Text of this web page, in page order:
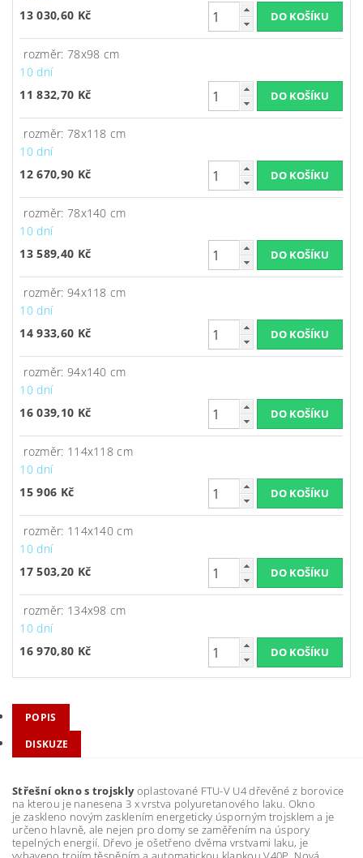
13 030,60 Kč
rozměr: 78x98 cm
10 dní
11 832,70 Kč
rozměr: 78x118 cm
10 dní
12 670,90 Kč
rozměr: 78x140 cm
10 dní
13 589,40 Kč
rozměr: 94x118 cm
10 dní
14 933,60 Kč
rozměr: 94x140 cm
10 dní
16 039,10 Kč
rozměr: 114x118 cm
10 dní
15 906 Kč
rozměr: 114x140 cm
10 dní
17 503,20 Kč
rozměr: 134x98 cm
10 dní
16 970,80 Kč
POPIS
DISKUZE
Střešní okno s trojsklyoplastované FTU-V U4 dřevěné z borovice
na kterou je nanesena 3 x vrstva polyuretanového laku. Okno
je zaskleno novým zasklením energeticky úsporným trojsklem a je
určeno hlavně, ale nejen pro domy se zaměřením na úspory
tepelných energií. Dřevo je ošetřeno dvěma vrstvami laku, je